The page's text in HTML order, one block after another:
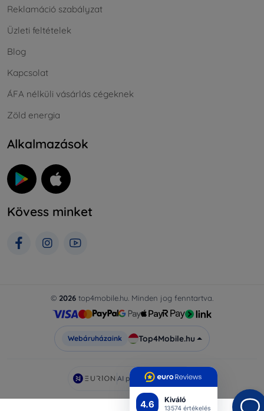
4.6 Kiváló
13574 értékelés
Reklamáció szabályzat
Üzleti feltételek
Blog
Kapcsolat
ÁFA nélküli vásárlás cégeknek
Zöld energia
Alkalmazások
Kövess minket
© 2026 top4mobile.hu. Minden jog fenntartva.
Webáruházaink Top4Mobile.hu
AI powered byEurion